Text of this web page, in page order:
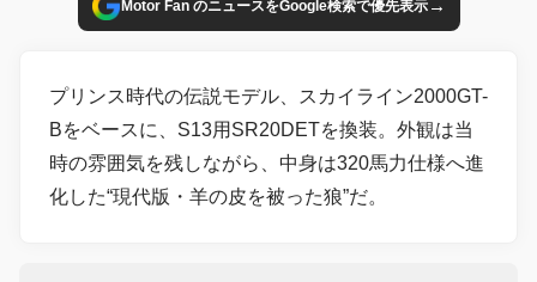
Motor Fan のニュースをGoogle検索で優先表示→
プリンス時代の伝説モデル、スカイライン2000GT-
Bをベースに、S13用SR20DETを換装。外観は当
時の雰囲気を残しながら、中身は320馬力仕様へ進
化した“現代版・羊の皮を被った狼”だ。